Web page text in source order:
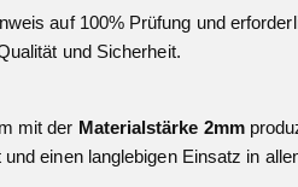
auf 100% Prüfung und
und Sicherheit.
mit der Materialstärke 2mm
einen langlebigen Einsatz in